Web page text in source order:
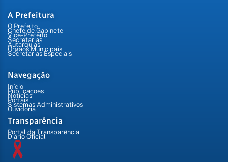
A Prefeitura
O Prefeito
Chefe de Gabinete
Vice-Prefeito
Secretarias
Autarquias
Órgãos Municipais
Secretarias Especiais
Navegação
Início
Publicações
Notícias
Portais
Sistemas Administrativos
Ouvidoria
Transparência
Portal da Transparência
Diário Oficial